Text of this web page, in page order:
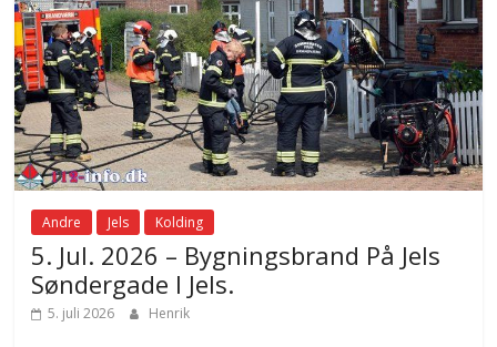
Andre Jels Kolding
5. Jul. 2026 – Bygningsbrand På Jels
Søndergade I Jels.
5. juli 2026 Henrik